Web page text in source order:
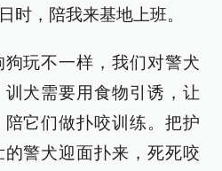
时，陪我来基地上班。
玩不一样，我们对警犬
犬需要用食物引诱，让
它们做扑咬训练。把护
警犬迎面扑来，死死咬